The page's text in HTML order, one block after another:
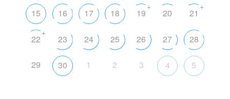
15 16 17 18 19
+
20 21
+
22
+
23 24 25 26 27 28
29 30 1 2 3 4 5